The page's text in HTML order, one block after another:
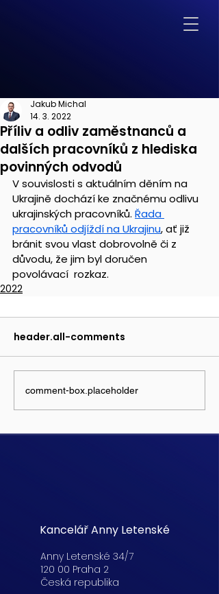
Příliv a odliv zaměstnanců a
dalších pracovníků z hlediska
povinných odvodů
Jakub Michal
14. 3. 2022
V souvislosti s aktuálním děním na
Ukrajině dochází ke značnému odlivu
ukrajinských pracovníků. Řada
pracovníků odjíždí na Ukrajinu, ať již
bránit svou vlast dobrovolně či z
důvodu, že jim byl doručen
povolávací  rozkaz.
2022
header.all-comments
comment-box.placeholder
Kancelář Anny Letenské
Anny Letenské 34/7
120 00 Praha 2
Česká republika